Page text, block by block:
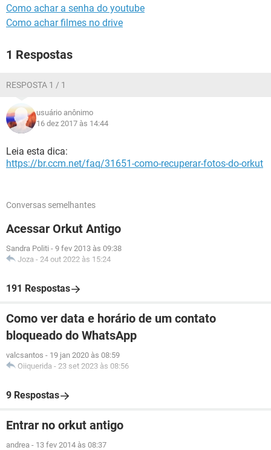
Como achar a senha do youtube
Como achar filmes no drive
1 Respostas
RESPOSTA 1 / 1
usuário anônimo
16 dez 2017 às 14:44
Leia esta dica:
https://br.ccm.net/faq/31651-como-recuperar-fotos-do-orkut
Conversas semelhantes
Acessar Orkut Antigo
Sandra Politi - 9 fev 2013 às 09:38
Joza - 24 out 2022 às 15:24
191 Respostas
Como ver data e horário de um contato
bloqueado do WhatsApp
valcsantos - 19 jan 2020 às 08:59
Oiiquerida - 23 set 2023 às 08:56
9 Respostas
Entrar no orkut antigo
andrea - 13 fev 2014 às 08:37